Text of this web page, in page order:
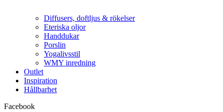
Diffusers, doftljus & rökelser
Eteriska oljor
Handdukar
Porslin
Yogalivsstil
WMY inredning
Outlet
Inspiration
Hållbarhet
Facebook